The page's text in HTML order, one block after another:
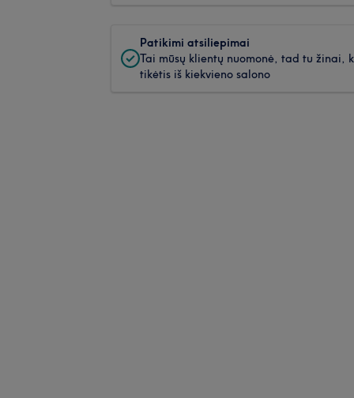
Patikimi atsiliepimai
Tai mūsų klientų nuomonė, tad tu žinai,
tikėtis iš kiekvieno salono